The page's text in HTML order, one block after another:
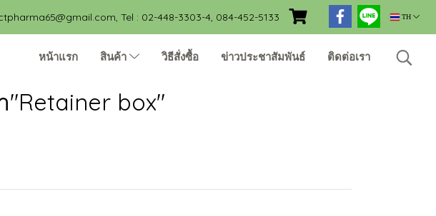
Tel : 02-448-3303-4, 084-452-5133 TH
หน้าแรก สินค้า วิธีสั่งซื้อ ข่าวประชาสัมพันธ์ ติดต่อเรา
"Retainer box"